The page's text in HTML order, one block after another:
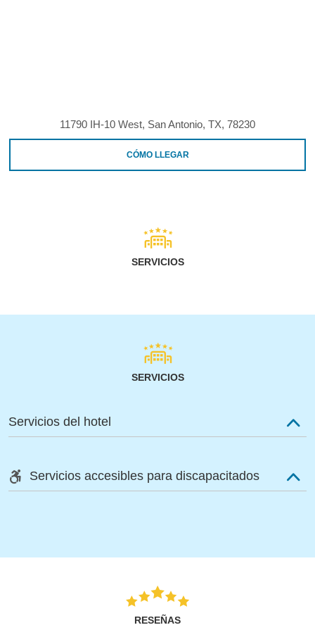
11790 IH-10 West, San Antonio, TX, 78230
CÓMO LLEGAR
SERVICIOS
SERVICIOS
Servicios del hotel
Servicios accesibles para discapacitados
RESEÑAS